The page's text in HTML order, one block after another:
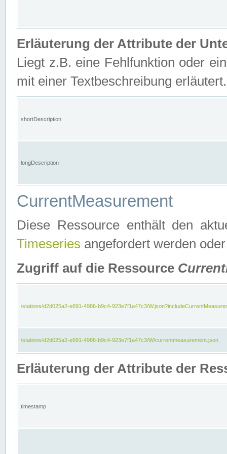
Erläuterung der Attribute der
Liegt z.B. eine Fehlfunktion oder
mit einer Textbeschreibung erläutert.
shortDescription
longDescription
CurrentMeasurement
Diese Ressource enthält den
Timeseries angefordert werden
Zugriff auf die Ressource
/stations/d2d025a2-e691-4986-b9c4-923e7f1a47c3/
/stations/d2d025a2-e691-4986-b9c4-923e7f1a47c3/W/currentmeasurement.json
Erläuterung der Attribute der
timestamp